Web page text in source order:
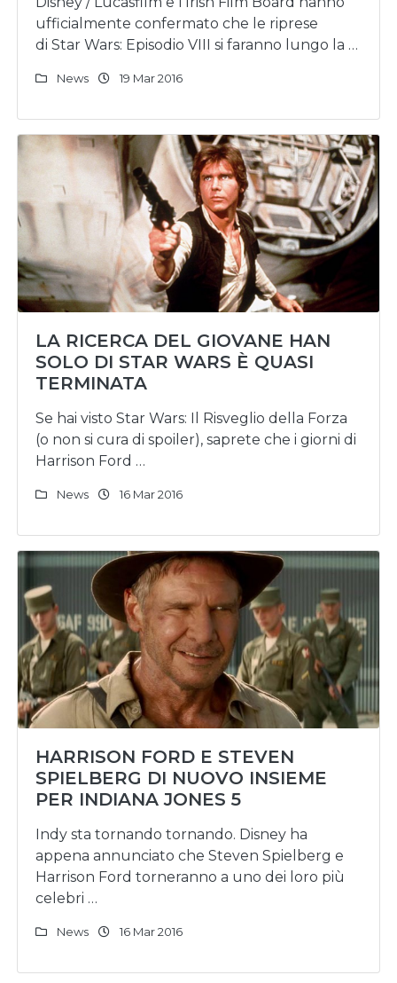
ufficialmente confermato che le riprese
di Star Wars: Episodio VIII si faranno lungo la …
News 19 Mar 2016
LA RICERCA DEL GIOVANE HAN
SOLO DI STAR WARS È QUASI
TERMINATA
Se hai visto Star Wars: Il Risveglio della Forza
(o non si cura di spoiler), saprete che i giorni di
Harrison Ford …
News 16 Mar 2016
HARRISON FORD E STEVEN
SPIELBERG DI NUOVO INSIEME
PER INDIANA JONES 5
Indy sta tornando tornando. Disney ha
appena annunciato che Steven Spielberg e
Harrison Ford torneranno a uno dei loro più
celebri …
News 16 Mar 2016